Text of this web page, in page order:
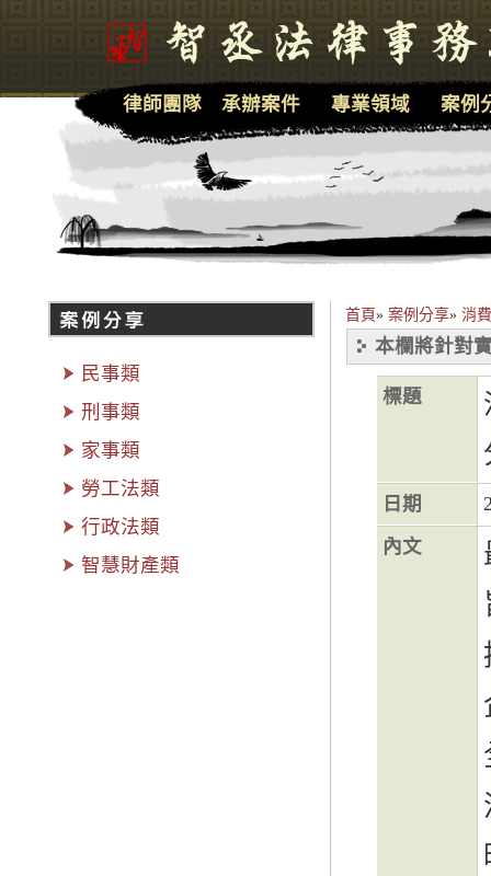
首頁» 案例分享» 消
本欄將針對
標題
日期
內文
律師團隊 承辦案件 專業領域 案例
民事類
刑事類
家事類
勞工法類
行政法類
智慧財產類